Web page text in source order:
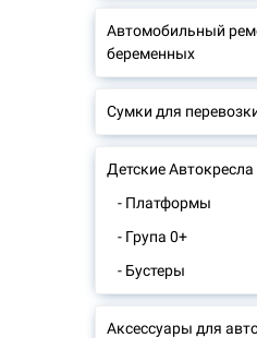
Автомобильный
беременных
Сумки для
Детские Автокресла
- Платформы
- Група 0+
- Бустеры
Аксессуары для